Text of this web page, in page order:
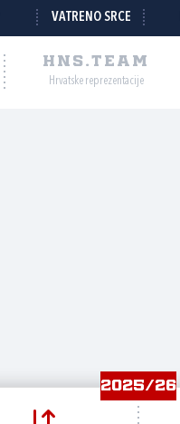
VATRENO SRCE
HNS.TEAM
Hrvatske reprezentacije
2025/26